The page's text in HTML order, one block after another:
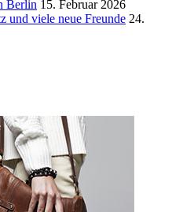
Berlin 15. Februar 2026
und viele neue Freunde 24.